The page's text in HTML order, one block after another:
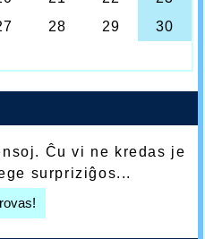
Ĉu vi ne kredas je
surpriziĝos...